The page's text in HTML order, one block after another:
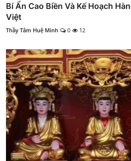
Bí Ẩn Cao Biền Và Kế Hoạch
Việt
Thầy Tâm Huệ Minh 0 12